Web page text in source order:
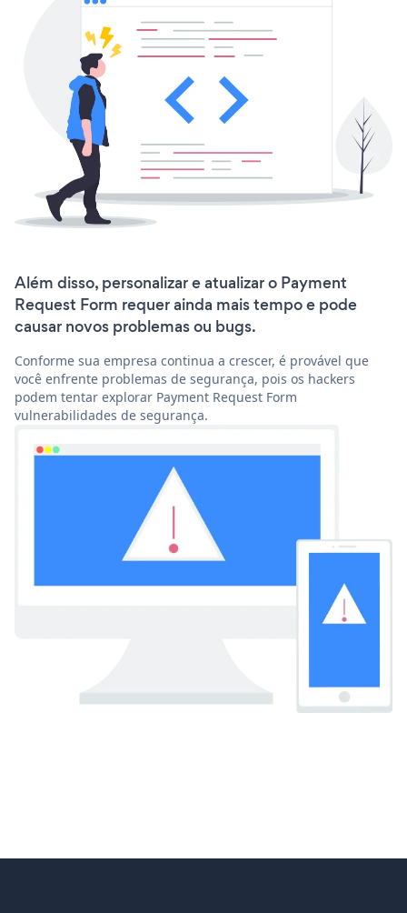
Além disso, personalizar e atualizar o Payment
Request Form requer ainda mais tempo e pode
causar novos problemas ou bugs.
Conforme sua empresa continua a crescer, é provável que
você enfrente problemas de segurança, pois os hackers
podem tentar explorar Payment Request Form
vulnerabilidades de segurança.